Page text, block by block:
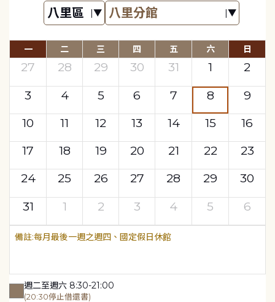
一 二 三 四 五 六 日
27 28 29 30 31 1
2
3
4 5 6 7 8
9
10
11 12 13 14 15
16
17
18 19 20 21 22
23
24
25 26 27 28 29
30
31
1 2 3 4 5 6
每月最後一週之週四、國定假日休館
週二至週六 8:30-21:00
(20:30停止借還書)